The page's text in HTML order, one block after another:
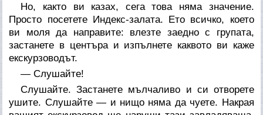
Но, както ви казах, сега това няма значение.
Просто посетете Индекс-залата. Ето всичко, което
ви моля да направите: влезте заедно с групата,
застанете в центъра и изпълнете каквото ви каже
екскурзоводът.
— Слушайте!
Слушайте. Застанете мълчаливо и си отворете
ушите. Слушайте — и нищо няма да чуете. Накрая